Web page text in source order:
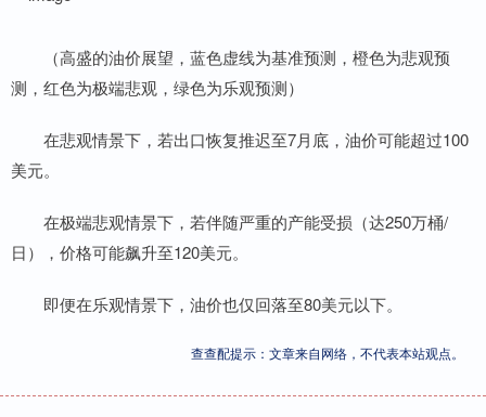
（高盛的油价展望，蓝色虚线为基准预测，橙色为悲观预
测，红色为极端悲观，绿色为乐观预测）
在悲观情景下，若出口恢复推迟至7月底，油价可能超过100
美元。
在极端悲观情景下，若伴随严重的产能受损（达250万桶/
日），价格可能飙升至120美元。
即便在乐观情景下，油价也仅回落至80美元以下。
查查配提示：文章来自网络，不代表本站观点。